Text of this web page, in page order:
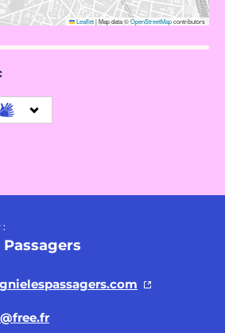
Leaflet|Map data ©OpenStreetMapcontributors
: